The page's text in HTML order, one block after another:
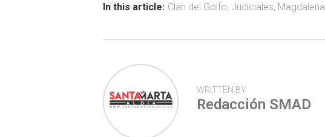
ok p
tir
In this article: Clan del Golfo, Judiciales, Magdalena
WRITTEN BY
Redacción SMAD